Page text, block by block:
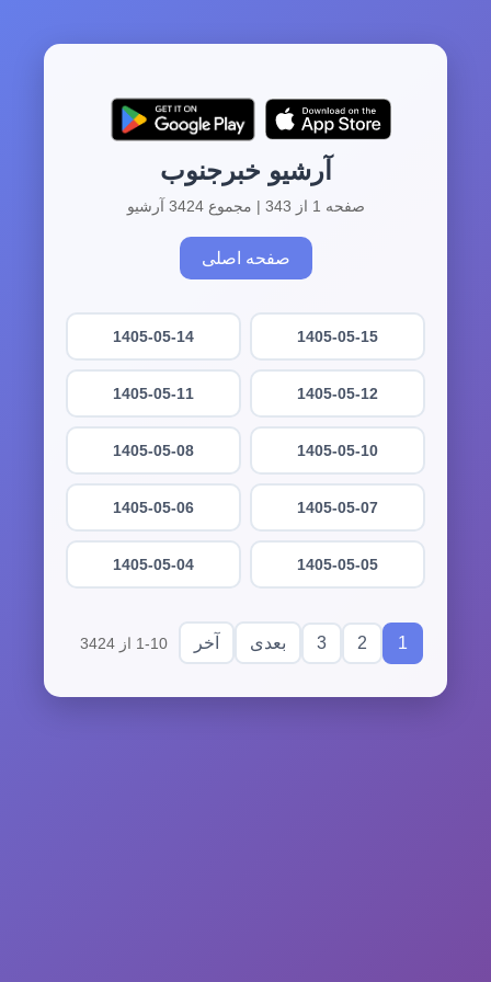
آرشیو خبرجنوب
صفحه 1 از 343 | مجموع 3424 آرشیو
صفحه اصلی
1405-05-15
1405-05-14
1405-05-12
1405-05-11
1405-05-10
1405-05-08
1405-05-07
1405-05-06
1405-05-05
1405-05-04
1
2
3 بعدی آخر 1-10 از 3424